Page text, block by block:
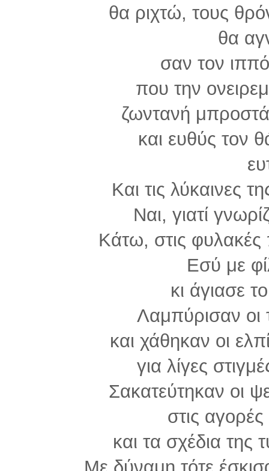
θα ριχτώ, τους
θα
σαν τον
που την
ζωντανή
και ευθύς τον
Και τις λύκαινες
Ναι, γιατί
Κάτω, στις φυλακές
Εσύ με
κι άγιασε
Λαμπύρισαν οι
και χάθηκαν οι
για λίγες
Σακατεύτηκαν οι
στις
και τα σχέδια της
Με δύναμη τότε